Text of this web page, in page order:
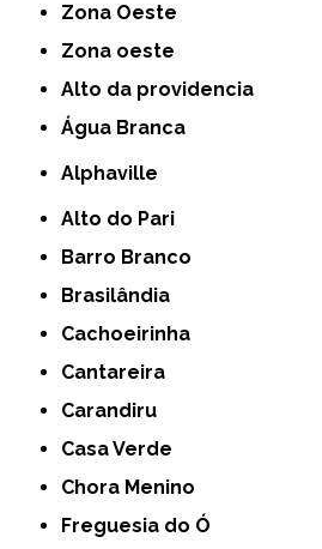
Zona Oeste
Zona oeste
alto da providencia
Água Branca
Alphaville
Alto do Pari
Barro Branco
Brasilândia
Cachoeirinha
Cantareira
Carandiru
Casa Verde
Chora Menino
Freguesia do Ó